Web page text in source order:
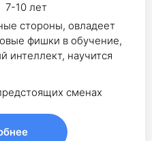
7-10 лет
стороны, овладеет
фишки в обучение,
интеллект, научится
сменах